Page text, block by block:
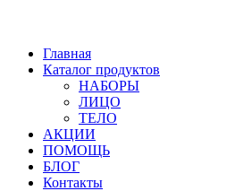
Главная
Каталог продуктов
НАБОРЫ
ЛИЦО
ТЕЛО
АКЦИИ
ПОМОЩЬ
БЛОГ
Контакты